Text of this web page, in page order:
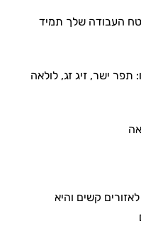
העבודה שלך תמיד
ישר, זיג זג, לולאה
קשים והיא